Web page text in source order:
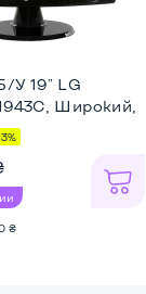
У 19" LG
Широкий,
₴